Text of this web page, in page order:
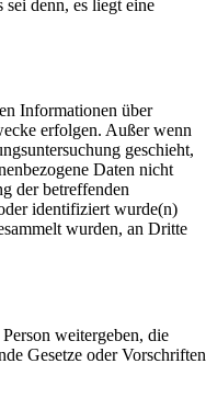
sei denn, es liegt eine
Informationen über
erfolgen. Außer wenn
geschieht,
Daten nicht
der betreffenden
identifiziert wurde(n)
wurden, an Dritte
weitergeben, die
Gesetze oder Vorschriften